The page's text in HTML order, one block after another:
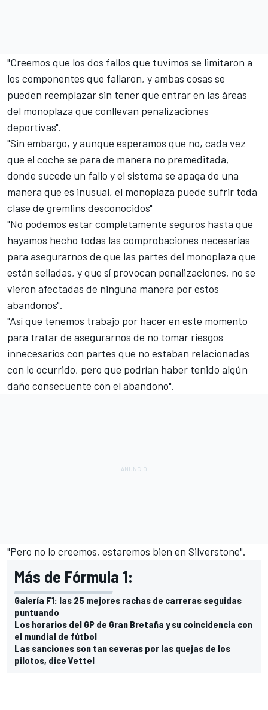
"Creemos que los dos fallos que tuvimos se limitaron a
los componentes que fallaron, y ambas cosas se
pueden reemplazar sin tener que entrar en las áreas
del monoplaza que conllevan penalizaciones
deportivas".
"Sin embargo, y aunque esperamos que no, cada vez
que el coche se para de manera no premeditada,
donde sucede un fallo y el sistema se apaga de una
manera que es inusual, el monoplaza puede sufrir toda
clase de gremlins desconocidos"
"No podemos estar completamente seguros hasta que
hayamos hecho todas las comprobaciones necesarias
para asegurarnos de que las partes del monoplaza que
están selladas, y que sí provocan penalizaciones, no se
vieron afectadas de ninguna manera por estos
abandonos".
"Así que tenemos trabajo por hacer en este momento
para tratar de asegurarnos de no tomar riesgos
innecesarios con partes que no estaban relacionadas
con lo ocurrido, pero que podrían haber tenido algún
daño consecuente con el abandono".
"Pero no lo creemos, estaremos bien en Silverstone".
Más de Fórmula 1:
Galería F1: las 25 mejores rachas de carreras seguidas
puntuando
Los horarios del GP de Gran Bretaña y su coincidencia con
el mundial de fútbol
Las sanciones son tan severas por las quejas de los
pilotos, dice Vettel